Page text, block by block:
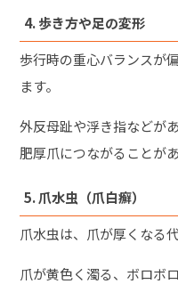
4. 歩き方や足の変形
歩行時の重心バランスが
ます。
外反母趾や浮き指などが
肥厚爪につながることがあ
5. 爪水虫（爪白癬）
爪水虫は、爪が厚くなる
爪が黄色く濁る、ボロボ